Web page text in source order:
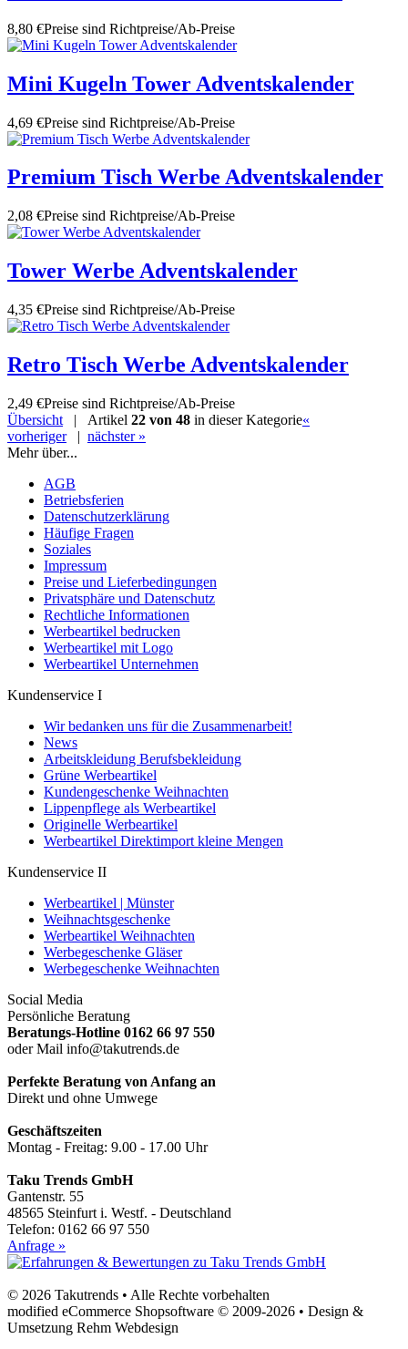
8,80 €Preise sind Richtpreise/Ab-Preise
Mini Kugeln Tower Adventskalender
4,69 €Preise sind Richtpreise/Ab-Preise
Premium Tisch Werbe Adventskalender
2,08 €Preise sind Richtpreise/Ab-Preise
Tower Werbe Adventskalender
4,35 €Preise sind Richtpreise/Ab-Preise
Retro Tisch Werbe Adventskalender
2,49 €Preise sind Richtpreise/Ab-Preise
Übersicht | Artikel 22 von 48 in dieser Kategorie«
vorheriger| nächster »
Mehr über...
AGB
Betriebsferien
Datenschutzerklärung
Häufige Fragen
Soziales
Impressum
Preise und Lieferbedingungen
Privatsphäre und Datenschutz
Rechtliche Informationen
Werbeartikel bedrucken
Werbeartikel mit Logo
Werbeartikel Unternehmen
Kundenservice I
Wir bedanken uns für die Zusammenarbeit!
News
Arbeitskleidung Berufsbekleidung
Grüne Werbeartikel
Kundengeschenke Weihnachten
Lippenpflege als Werbeartikel
Originelle Werbeartikel
Werbeartikel Direktimport kleine Mengen
Kundenservice II
Werbeartikel | Münster
Weihnachtsgeschenke
Werbeartikel Weihnachten
Werbegeschenke Gläser
Werbegeschenke Weihnachten
Social Media
Persönliche Beratung
Beratungs-Hotline 0162 66 97 550
oder Mail info@takutrends.de
Perfekte Beratung von Anfang an
Direkt und ohne Umwege
Geschäftszeiten
Montag - Freitag: 9.00 - 17.00 Uhr
Taku Trends GmbH
Gantenstr. 55
48565 Steinfurt i. Westf. - Deutschland
Telefon: 0162 66 97 550
Anfrage »
© 2026 Takutrends • Alle Rechte vorbehalten
modified eCommerce Shopsoftware © 2009-2026 • Design &
Umsetzung Rehm Webdesign